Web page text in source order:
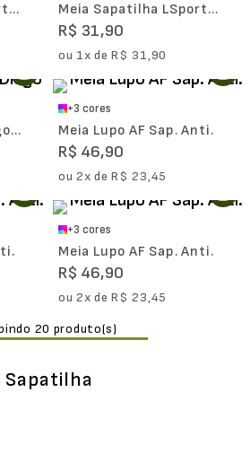
Meia Sapatilha LSport
Santa Mônica
R$ 31,90
ou 1x deR$ 31,90
+3 cores
Meia Lupo AF Sap. Anti.
R$ 46,90
ou2x deR$ 23,45
+3 cores
Meia Lupo AF Sap. Anti.
R$ 46,90
ou2x deR$ 23,45
20
Sapatilha